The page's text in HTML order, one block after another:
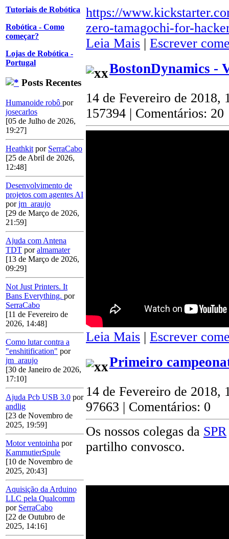
Tutoriais de Robótica
Robótica - Como
começar?
Lojas de Robótica -
Portugal
Posts Recentes
Humanoide robô por
josecarlos
[05 de Julho de 2026,
19:27]
Heathkit por SerraCabo
[25 de Abril de 2026,
12:48]
Desenvolvimento de
projetos com agentes AI
porjm_araujo
[29 de Março de 2026,
21:59]
Ajuda com Antena
TDT poralmamater
[13 de Março de 2026,
09:29]
Not Just Printers. It
Bans Everything. por
SerraCabo
[11 de Fevereiro de
2026, 14:48]
Como lutar contra a
"enshitification" por
jm_araujo
[30 de Janeiro de 2026,
17:10]
Ajuda Pcb USB 3.0 por
andlig
[23 de Novembro de
2025, 19:59]
Motor ventoinha por
KammutierSpule
[10 de Novembro de
2025, 20:43]
Aquisição da Arduino
LLC pela Qualcomm
por SerraCabo
[22 de Outubro de
2025, 14:16]
https://
zero-tamagochi-for-
Leia Mais | Escrever
BostonDynamics -
14 de Fevereiro de 2018,
157394 | Comentários: 20
Leia Mais | Escrever
Primeiro
14 de Fevereiro de 2018,
97663 | Comentários: 0
Os nossos colegas da SPR
partilho convosco.